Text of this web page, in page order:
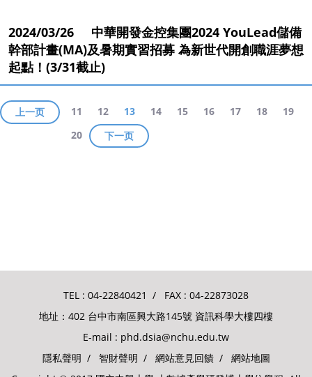
2024/03/26 中華開發金控集團2024 YouLead儲備
幹部計畫(MA)及暑期實習招募 為新世代開創職涯夢想
起點！(3/31截止)
上一页 11 12 13 14 15 16 17 18
19
20
下一页
TEL : 04-22840421 / FAX : 04-22873028
地址：402 台中市南區興大路145號 資訊科學大樓四樓
E-mail : phd.dsia@nchu.edu.tw
隱私聲明 / 智財聲明 / 網站意見回饋/ 網站地圖